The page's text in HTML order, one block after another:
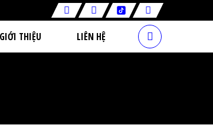
GIỚI THIỆU LIÊN HỆ